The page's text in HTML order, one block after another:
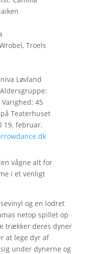
Troels
Løvland
45
Teaterhuset
19. februar.
vågne alt for
i et venligt
og en lodret
netop spillet op
trækker deres dyner
at lege dyr af
under dynerne og